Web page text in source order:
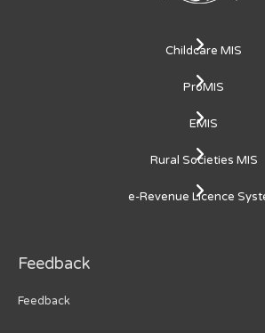
Childcare MIS
ProMIS
EMIS
Rural Societies MIS
e-Revenue Licence
Feedback
Feedback